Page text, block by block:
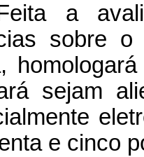
a
sobre
sejam
e cinco